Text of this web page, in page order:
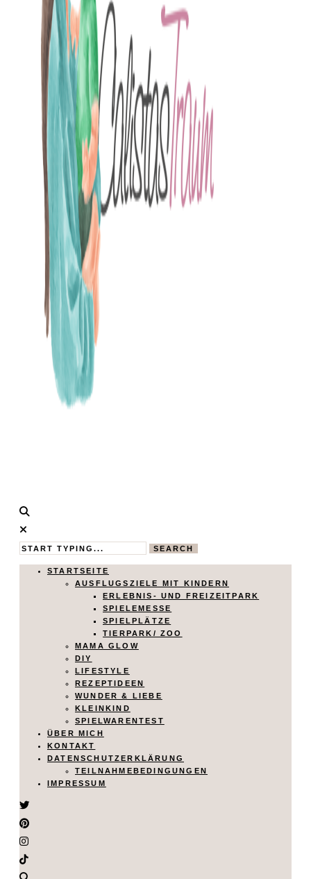
Calistas
Traum
MAMABLOG
SEARCH
STARTSEITE
AUSFLUGSZIELE MIT KINDERN
ERLEBNIS- UND FREIZEITPARK
SPIELEMESSE
SPIELPLÄTZE
TIERPARK/ ZOO
MAMA GLOW
DIY
LIFESTYLE
REZEPTIDEEN
WUNDER & LIEBE
KLEINKIND
SPIELWARENTEST
ÜBER MICH
KONTAKT
DATENSCHUTZERKLÄRUNG
TEILNAHMEBEDINGUNGEN
IMPRESSUM